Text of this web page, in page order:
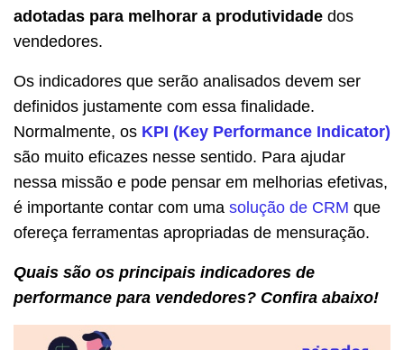
adotadas para melhorar a produtividade dos
vendedores.
Os indicadores que serão analisados devem ser
definidos justamente com essa finalidade.
Normalmente, os KPI (Key Performance Indicator)
são muito eficazes nesse sentido. Para ajudar
nessa missão e pode pensar em melhorias efetivas,
é importante contar com uma solução de CRM que
ofereça ferramentas apropriadas de mensuração.
Quais são os principais indicadores de
performance para vendedores? Confira abaixo!